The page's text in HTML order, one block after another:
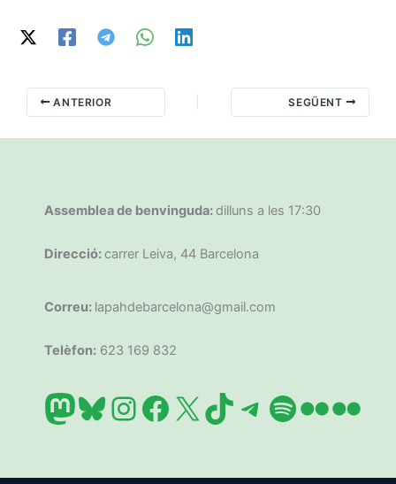
ANTERIOR SEGÜENT
Assemblea de benvinguda: dilluns a les 17:30
Direcció: carrer Leiva, 44 Barcelona
Correu: lapahdebarcelona@gmail.com
Telèfon: 623 169 832
Mastodon
Bluesky
Instagram
Facebook
X TikTok
Telegram
Spotify
Flickr